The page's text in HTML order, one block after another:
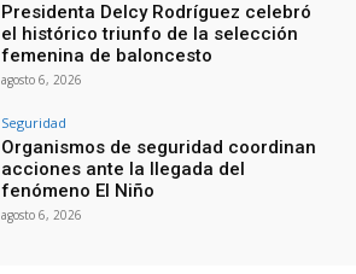
Presidenta Delcy Rodríguez celebró
el histórico triunfo de la selección
femenina de baloncesto
agosto 6, 2026
Seguridad
Organismos de seguridad coordinan
acciones ante la llegada del
fenómeno El Niño
agosto 6, 2026